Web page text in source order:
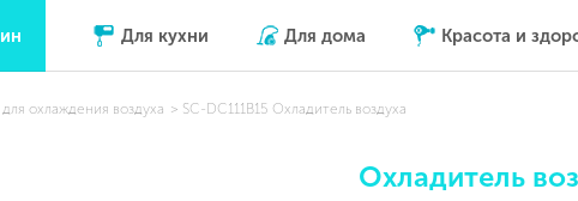
Для кухни Для дома Красота и
охлаждения воздуха SC-DC111B15 Охладитель воздуха
Охладитель